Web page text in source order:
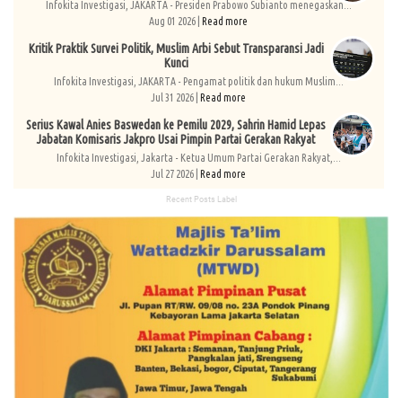
Infokita Investigasi, JAKARTA - Presiden Prabowo Subianto menegaskan...
Aug 01 2026 | Read more
Kritik Praktik Survei Politik, Muslim Arbi Sebut Transparansi Jadi
Kunci
Infokita Investigasi, JAKARTA - Pengamat politik dan hukum Muslim...
Jul 31 2026 | Read more
Serius Kawal Anies Baswedan ke Pemilu 2029, Sahrin Hamid Lepas
Jabatan Komisaris Jakpro Usai Pimpin Partai Gerakan Rakyat
Infokita Investigasi, Jakarta - Ketua Umum Partai Gerakan Rakyat,...
Jul 27 2026 | Read more
Recent Posts Label